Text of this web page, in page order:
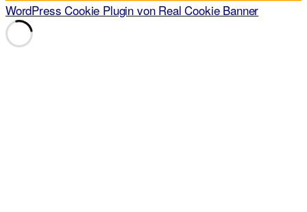
WordPress Cookie Plugin von Real Cookie Banner